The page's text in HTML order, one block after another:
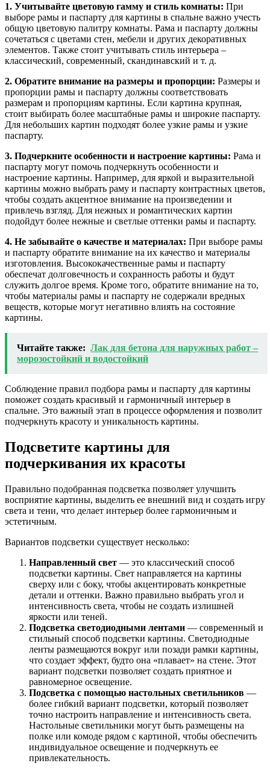
1. Учитывайте цветовую гамму и стиль комнаты: При
выборе рамы и паспарту для картины в спальне важно учесть
общую цветовую палитру комнаты. Рама и паспарту должны
сочетаться с цветами стен, мебели и других декоративных
элементов. Также стоит учитывать стиль интерьера –
классический, современный, скандинавский и т. д.
2. Обратите внимание на размеры и пропорции: Размеры и
пропорции рамы и паспарту должны соответствовать
размерам и пропорциям картины. Если картина крупная,
стоит выбирать более масштабные рамы и широкие паспарту.
Для небольших картин подходят более узкие рамы и узкие
паспарту.
3. Подчеркните особенности и настроение картины: Рама и
паспарту могут помочь подчеркнуть особенности и
настроение картины. Например, для яркой и выразительной
картины можно выбрать раму и паспарту контрастных цветов,
чтобы создать акцентное внимание на произведении и
привлечь взгляд. Для нежных и романтических картин
подойдут более нежные и светлые оттенки рамы и паспарту.
4. Не забывайте о качестве и материалах: При выборе рамы
и паспарту обратите внимание на их качество и материалы
изготовления. Высококачественные рамы и паспарту
обеспечат долговечность и сохранность работы и будут
служить долгое время. Кроме того, обратите внимание на то,
чтобы материалы рамы и паспарту не содержали вредных
веществ, которые могут негативно влиять на состояние
картины.
Читайте также: Лак для бетона для наружных работ –
морозостойкий и водостойкий
Соблюдение правил подбора рамы и паспарту для картины
поможет создать красивый и гармоничный интерьер в
спальне. Это важный этап в процессе оформления и позволит
подчеркнуть красоту и уникальность картины.
Подсветите картины для
подчеркивания их красоты
Правильно подобранная подсветка позволяет улучшить
восприятие картины, выделить ее внешний вид и создать игру
света и тени, что делает интерьер более гармоничным и
эстетичным.
Вариантов подсветки существует несколько:
Направленный свет — это классический способ
подсветки картины. Свет направляется на картины
сверху или с боку, чтобы акцентировать конкретные
детали и оттенки. Важно правильно выбрать угол и
интенсивность света, чтобы не создать излишней
яркости или теней.
Подсветка светодиодными лентами — современный и
стильный способ подсветки картины. Светодиодные
ленты размещаются вокруг или позади рамки картины,
что создает эффект, будто она «плавает» на стене. Этот
вариант подсветки позволяет создать приятное и
равномерное освещение.
Подсветка с помощью настольных светильников —
более гибкий вариант подсветки, который позволяет
точно настроить направление и интенсивность света.
Настольные светильники могут быть размещены на
полке или комоде рядом с картиной, чтобы обеспечить
индивидуальное освещение и подчеркнуть ее
привлекательность.